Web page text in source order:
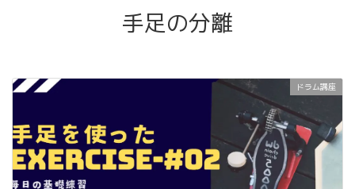
手足の分離
ドラム講座